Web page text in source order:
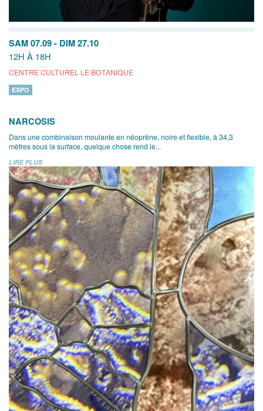
SAM 07.09 - DIM 27.10
12H À 18H
CENTRE CULTUREL LE BOTANIQUE
EXPO
NARCOSIS
Dans une combinaison moulante en néoprène, noire et flexible, à 34,3
mètres sous la surface, quelque chose rend le...
LIRE PLUS